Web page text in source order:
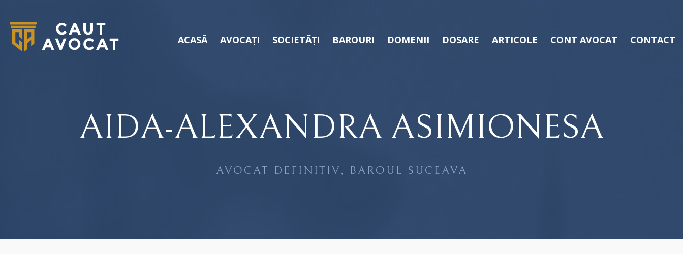
ACASĂ AVOCAȚI SOCIETĂȚI BAROURI DOMENII DOSARE ARTICOLE CONT AVOCAT CONTACT
AIDA-ALEXANDRA ASIMIONESA
AVOCAT DEFINITIV, BAROUL SUCEAVA